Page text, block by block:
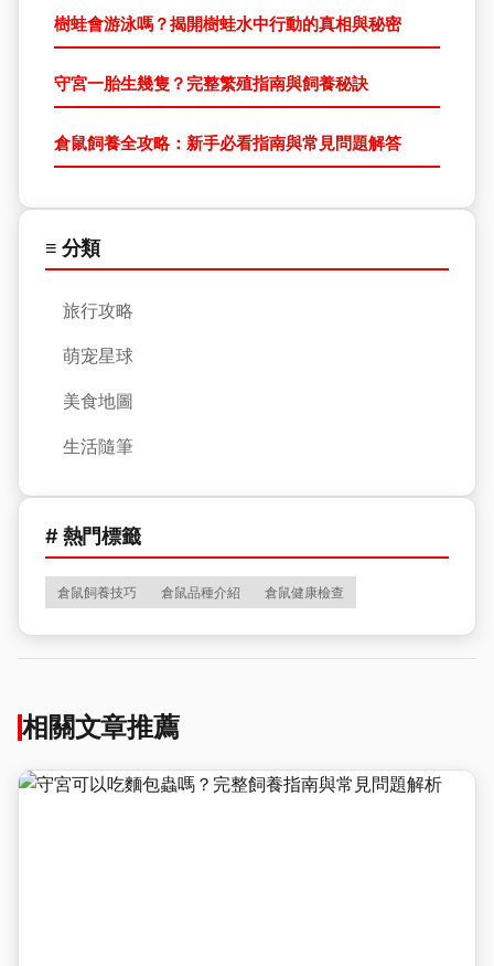
樹蛙會游泳嗎？揭開樹蛙水中行動的真相與秘密
守宮一胎生幾隻？完整繁殖指南與飼養秘訣
倉鼠飼養全攻略：新手必看指南與常見問題解答
≡ 分類
旅行攻略
萌宠星球
美食地圖
生活隨筆
# 熱門標籤
倉鼠飼養技巧 倉鼠品種介紹 倉鼠健康檢查
相關文章推薦